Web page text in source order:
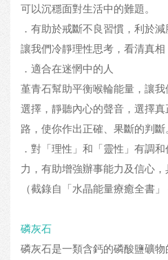
可以沉穩面對生活中的難題。
．有助於戒斷不良習慣，利於減
讓我們冷靜理性思考，看清真相
．適合在迷惘中的人
堇青石幫助平衡喉輪能量，讓
選擇，靜聽內心的聲音，選擇
路，使你作出正確、果斷的判斷。
．對「理性」和「靈性」有調
力，有助增強辦事能力及信心，
（截錄自「水晶能量療癒全書」
磷灰石
磷灰石是一類含鈣的磷酸鹽礦